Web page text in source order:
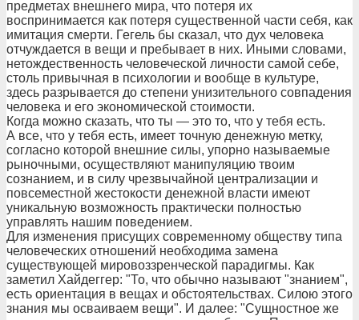
предметах внешнего мира, что потеря их
воспринимается как потеря существенной части себя, как
имитация смерти. Гегель бы сказал, что дух человека
отчуждается в вещи и пребывает в них. Иными словами,
нетождественность человеческой личности самой себе,
столь привычная в психологии и вообще в культуре,
здесь разрывается до степени унизительного совпадения
человека и его экономической стоимости.
Когда можно сказать, что ты — это то, что у тебя есть.
А все, что у тебя есть, имеет точную денежную метку,
согласно которой внешние силы, упорно называемые
рыночными, осуществляют манипуляцию твоим
сознанием, и в силу чрезвычайной централизации и
повсеместной жестокости денежной власти имеют
уникальную возможность практически полностью
управлять нашим поведением.
Для изменения присущих современному обществу типа
человеческих отношений необходима замена
существующей мировоззренческой парадигмы. Как
заметил Хайдеггер: "То, что обычно называют "знанием",
есть ориентация в вещах и обстоятельствах. Силою этого
знания мы осваиваем вещи". И далее: "Сущностное же